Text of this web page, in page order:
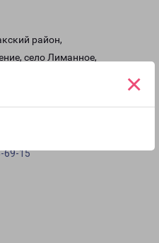
×
район,
село Лиманное,
69-15